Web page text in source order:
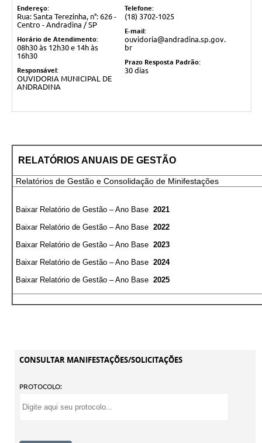
Endereço:
Rua: Santa Terezinha, n°: 626 -
Centro - Andradina / SP
Horário de Atendimento:
08h30 às 12h30 e 14h às
16h30
Responsável:
OUVIDORIA MUNICIPAL DE
ANDRADINA
Telefone:
(18) 3702-1025
E-mail:
ouvidoria@andradina.sp.gov.
br
Prazo Resposta Padrão:
30 dias
RELATÓRIOS ANUAIS DE GESTÃO
Relatórios de Gestão e Consolidação de Minifestações
Baixar Relatório de Gestão – Ano Base 2021
Baixar Relatório de Gestão – Ano Base 2022
Baixar Relatório de Gestão – Ano Base 2023
Baixar Relatório de Gestão – Ano Base 2024
Baixar Relatório de Gestão – Ano Base 2025
CONSULTAR MANIFESTAÇÕES/SOLICITAÇÕES
PROTOCOLO: